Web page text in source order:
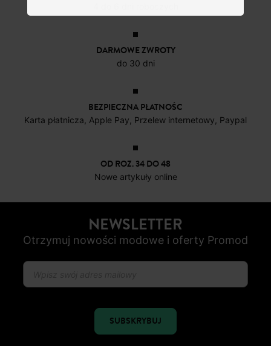
DARMOWE ZWROTY
do 30 dni
BEZPIECZNA PŁATNOŚC
Karta płatnicza, Apple Pay, Przelew internetowy, Paypal
OD ROZ. 34 DO 48
Nowe artykuły online
NEWSLETTER
Otrzymuj nowości modowe i oferty Promod
SUBSKRYBUJ